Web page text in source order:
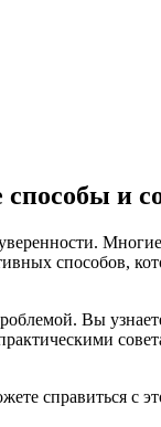
и
способов,
Вы
справиться с